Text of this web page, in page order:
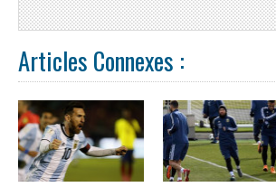
Articles Connexes :